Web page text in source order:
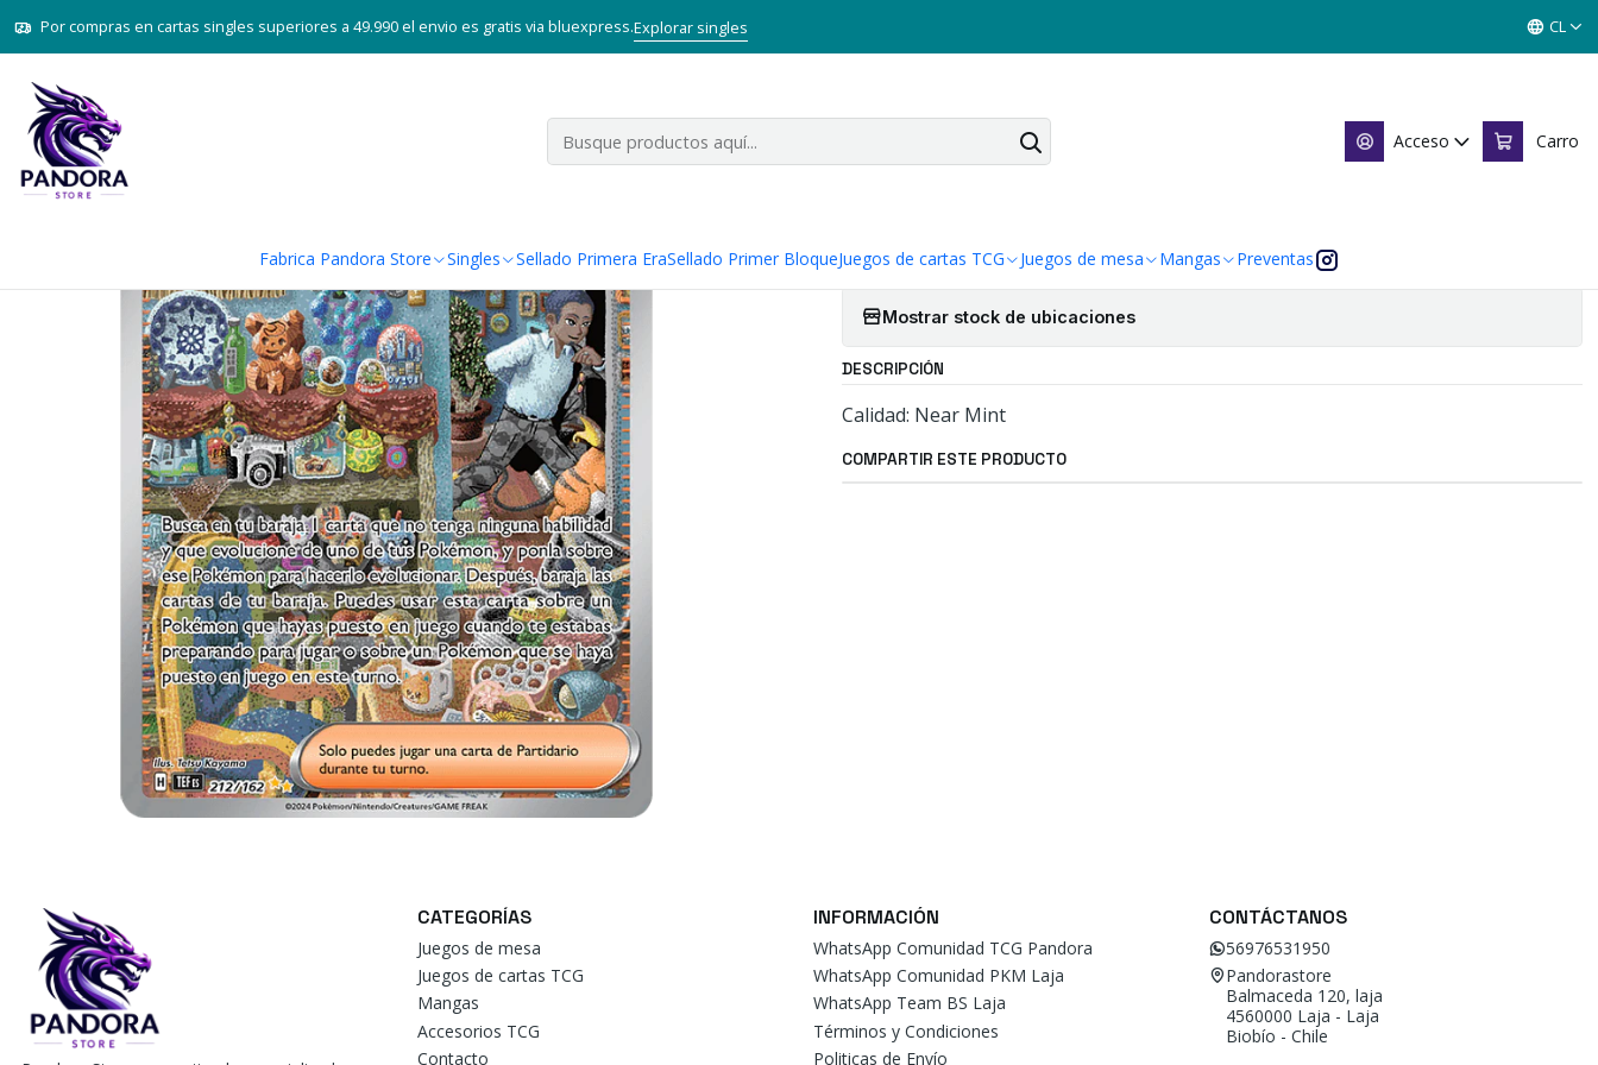
Acceso Carro
Fabrica Pandora Store Singles Sellado Primera EraSellado Primer BloqueJuegos de cartas TCG Juegos de mesa Mangas Preventas
Por compras en cartas singles superiores a 49.990 el envio es gratis via bluexpress.Explorar singles CL
Inicio Juegos de cartas TCG Pokémon TCG Singles de Pokémon
SILVIO 212/162 - Singles Pokemon TCG
Agregar a la lista de favoritos
Mostrar stock de ubicaciones
DESCRIPCIÓN
Calidad: Near Mint
COMPARTIR ESTE PRODUCTO
CATEGORÍAS
Juegos de mesa
Juegos de cartas TCG
Mangas
Accesorios TCG
Contacto
INFORMACIÓN
WhatsApp Comunidad TCG Pandora
WhatsApp Comunidad PKM Laja
WhatsApp Team BS Laja
Términos y Condiciones
Politicas de Envío
CONTÁCTANOS
56976531950
Pandorastore
Balmaceda 120, laja
4560000 Laja - Laja
Biobío - Chile